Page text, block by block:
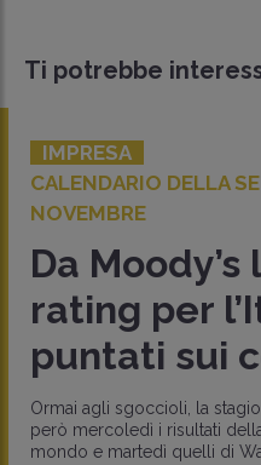
Ti potrebbe
DELLA SETTIMANA
per l’Italia.
sui conti
la stagione delle
i risultati della società di
quelli di Walmart. Nella